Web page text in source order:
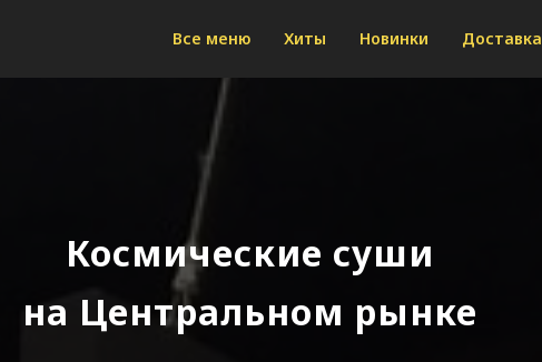
Все меню Хиты Новинки Доставка
Космические суши
на Центральном рынке